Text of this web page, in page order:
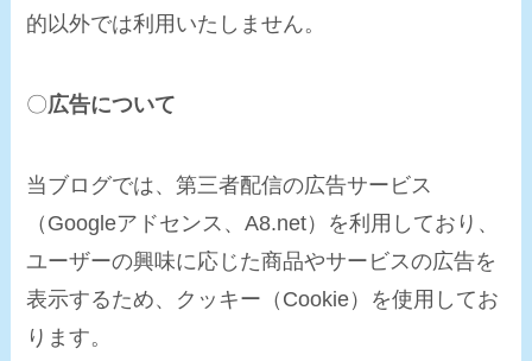
的以外では利用いたしません。
〇広告について
当ブログでは、第三者配信の広告サービス
（Googleアドセンス、A8.net）を利用しており、
ユーザーの興味に応じた商品やサービスの広告を
表示するため、クッキー（Cookie）を使用してお
ります。